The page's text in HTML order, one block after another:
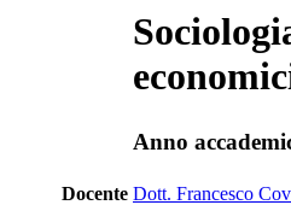
Anno
Docente Dott. Francesco